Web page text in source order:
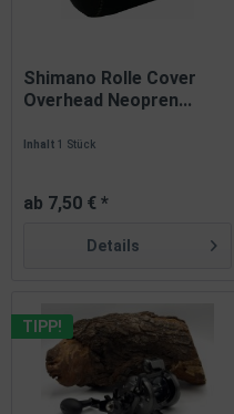
Shimano Rolle Cover
Overhead Neopren...
Inhalt1 Stück
ab 7,50 € *
Details
TIPP!